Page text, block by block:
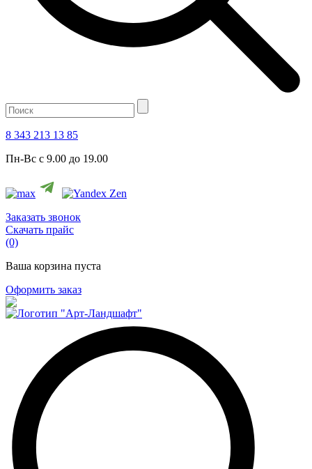
8 343 213 13 85
Пн-Вс с 9.00 до 19.00
Заказать звонок
Скачать прайс
(0)
Ваша корзина пуста
Оформить заказ